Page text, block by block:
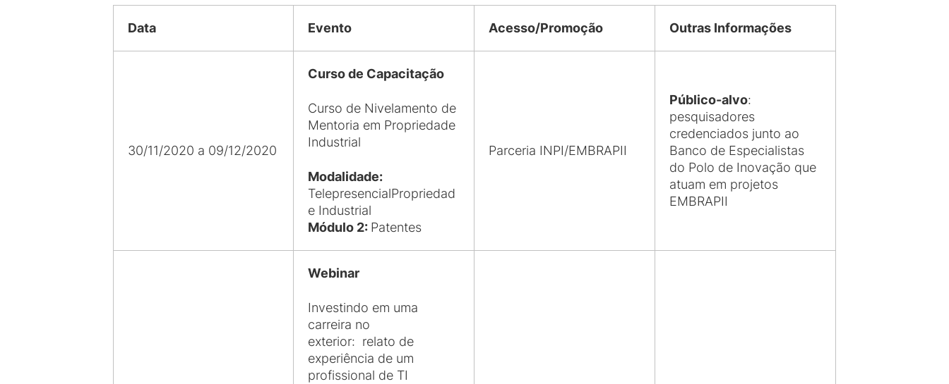
Data Evento Acesso/Promoção Outras Informações
30/11/2020 a 09/12/2020
Curso de Capacitação
Curso de Nivelamento de
Mentoria em Propriedade
Industrial
Modalidade:
TelepresencialPropriedad
e Industrial
Módulo 2: Patentes
Parceria INPI/EMBRAPII
Público-alvo:
pesquisadores
credenciados junto ao
Banco de Especialistas
do Polo de Inovação que
atuam em projetos
EMBRAPII
Webinar
Investindo em uma
carreira no
exterior: relato de
experiência de um
profissional de TI